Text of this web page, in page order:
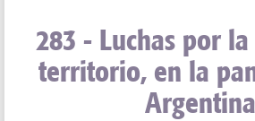
283 - Luchas por
territorio, en la
Argentina